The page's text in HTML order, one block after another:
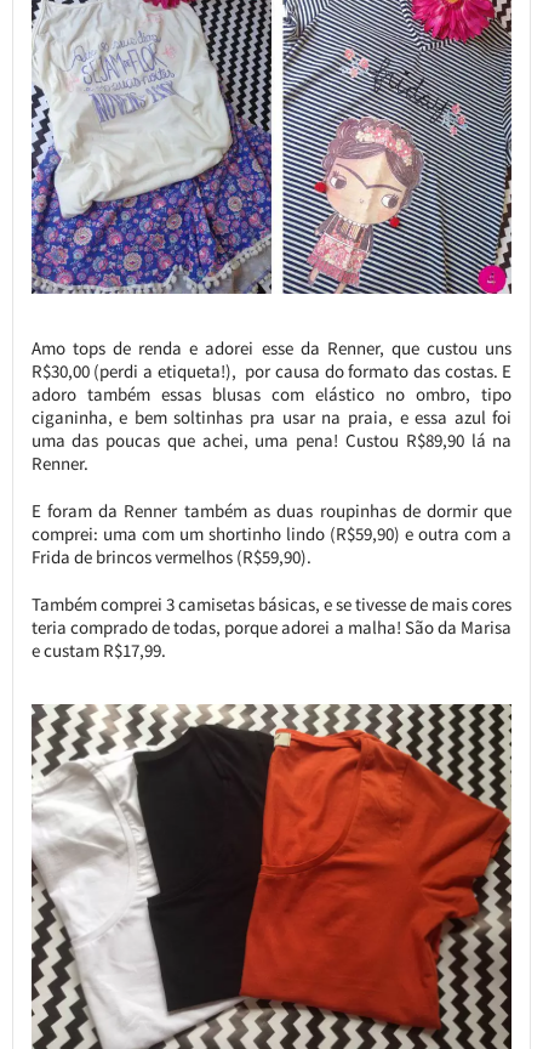
Amo tops de renda e adorei esse da Renner, que custou uns
R$30,00 (perdi a etiqueta!), por causa do formato das costas. E
adoro também essas blusas com elástico no ombro, tipo
ciganinha, e bem soltinhas pra usar na praia, e essa azul foi
uma das poucas que achei, uma pena! Custou R$89,90 lá na
Renner.
E foram da Renner também as duas roupinhas de dormir que
comprei: uma com um shortinho lindo (R$59,90) e outra com a
Frida de brincos vermelhos (R$59,90).
Também comprei 3 camisetas básicas, e se tivesse de mais cores
teria comprado de todas, porque adorei a malha! São da Marisa
e custam R$17,99.